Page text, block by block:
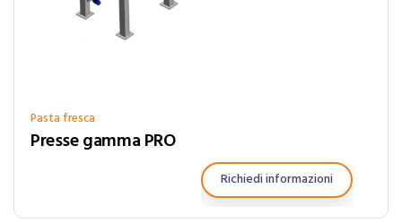
Pasta fresca
Presse gamma PRO
Richiedi informazioni